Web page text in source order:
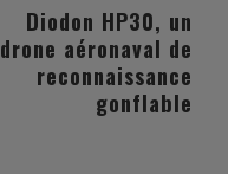
Diodon HP30, un
drone aéronaval de
reconnaissance
gonflable